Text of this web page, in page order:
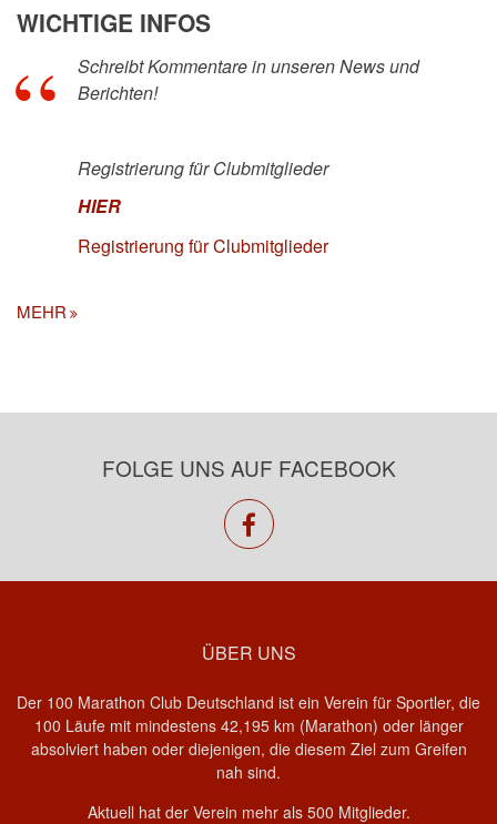
WICHTIGE INFOS
Schreibt Kommentare in unseren News und
Berichten!
Registrierung für Clubmitglieder
HIER
Registrierung für Clubmitglieder
MEHR
FOLGE UNS AUF FACEBOOK
facebook
ÜBER UNS
Der 100 Marathon Club Deutschland ist ein Verein für Sportler, die
100 Läufe mit mindestens 42,195 km (Marathon) oder länger
absolviert haben oder diejenigen, die diesem Ziel zum Greifen
nah sind.
Aktuell hat der Verein mehr als 500 Mitglieder.